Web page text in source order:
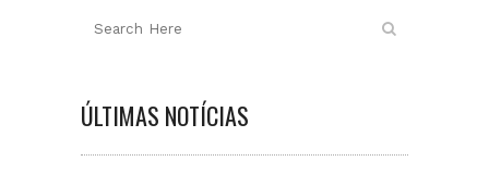
ÚLTIMAS NOTÍCIAS